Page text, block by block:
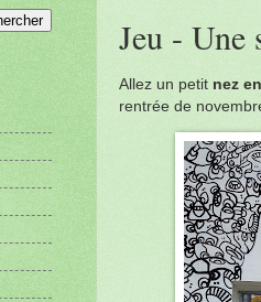
Jeu - Une
Allez un petit nez
rentrée de